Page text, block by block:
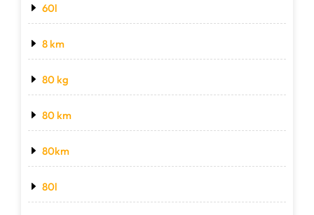
60l
8 km
80 kg
80 km
80km
80l